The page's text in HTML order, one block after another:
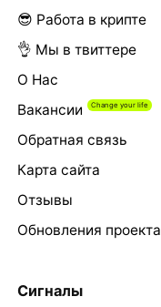
😎 Работа в крипте
👌 Мы в твиттере
О Нас
Вакансии
Обратная связь
Карта сайта
Отзывы
Обновления проекта
Сигналы